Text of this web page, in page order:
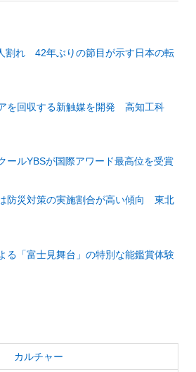
割れ 42年ぶりの節目が示す日本の転
を回収する新触媒を開発 高知工科
ールYBSが国際アワード最高位を受賞
防災対策の実施割合が高い傾向 東北
る「富士見舞台」の特別な能鑑賞体験
カルチャー